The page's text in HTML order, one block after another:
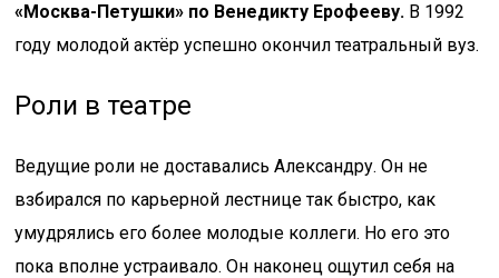
«Москва-Петушки» по Венедикту Ерофееву. В 1992
году молодой актёр успешно окончил театральный вуз.
Роли в театре
Ведущие роли не доставались Александру. Он не
взбирался по карьерной лестнице так быстро, как
умудрялись его более молодые коллеги. Но его это
пока вполне устраивало. Он наконец ощутил себя на